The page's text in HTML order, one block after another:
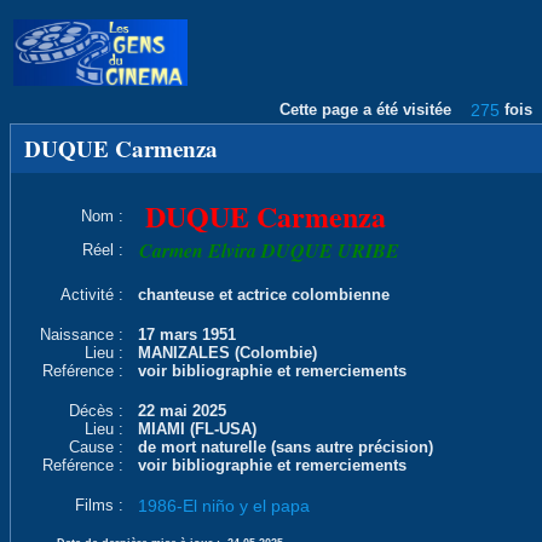
Cette page a été visitée 275 fois
DUQUE Carmenza
Nom : DUQUE Carmenza
Réel : Carmen Elvira DUQUE URIBE
Activité : chanteuse et actrice colombienne
Naissance :
17 mars 1951
Lieu :
MANIZALES (Colombie)
Reférence :
voir bibliographie et remerciements
Décès :
22 mai 2025
Lieu :
MIAMI (FL-USA)
Cause :
de mort naturelle (sans autre précision)
Reférence :
voir bibliographie et remerciements
Films : 1986-El niño y el papa